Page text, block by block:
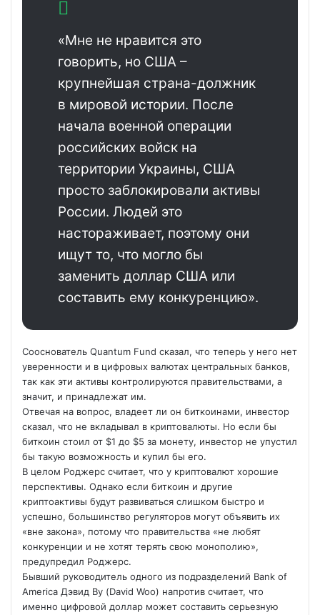
«Мне не нравится это
говорить, но США –
крупнейшая страна-должник
в мировой истории. После
начала военной операции
российских войск на
территории Украины, США
просто заблокировали активы
России. Людей это
настораживает, поэтому они
ищут то, что могло бы
заменить доллар США или
составить ему конкуренцию».
Сооснователь Quantum Fund сказал, что теперь у него нет
уверенности и в цифровых валютах центральных банков,
так как эти активы контролируются правительствами, а
значит, и принадлежат им.
Отвечая на вопрос, владеет ли он биткоинами, инвестор
сказал, что не вкладывал в криптовалюты. Но если бы
биткоин стоил от $1 до $5 за монету, инвестор не упустил
бы такую возможность и купил бы его.
В целом Роджерс считает, что у криптовалют хорошие
перспективы. Однако если биткоин и другие
криптоактивы будут развиваться слишком быстро и
успешно, большинство регуляторов могут объявить их
«вне закона», потому что правительства «не любят
конкуренции и не хотят терять свою монополию»,
предупредил Роджерс.
Бывший руководитель одного из подразделений Bank of
America Дэвид Ву (David Woo) напротив считает, что
именно цифровой доллар может составить серьезную